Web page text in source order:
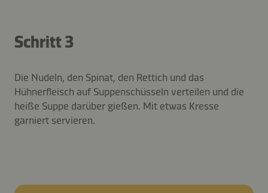
Schritt 3
Die Nudeln, den Spinat, den Rettich und das
Hühnerfleisch auf Suppenschüsseln verteilen und die
heiße Suppe darüber gießen. Mit etwas Kresse
garniert servieren.